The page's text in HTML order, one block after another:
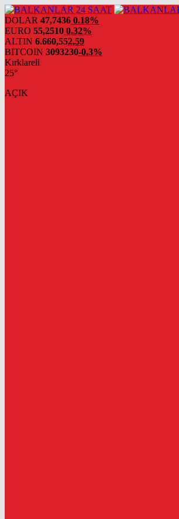
DOLAR 47,7436 0.18%
EURO 55,2510 0.32%
ALTIN 6.660,552,59
BITCOIN 3093230-0.3%
Kırklareli
25°
AÇIK